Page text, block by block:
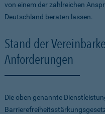
von einem der zahlreichen
Deutschland beraten lassen.
Stand der
Anforderungen
Die oben genannte